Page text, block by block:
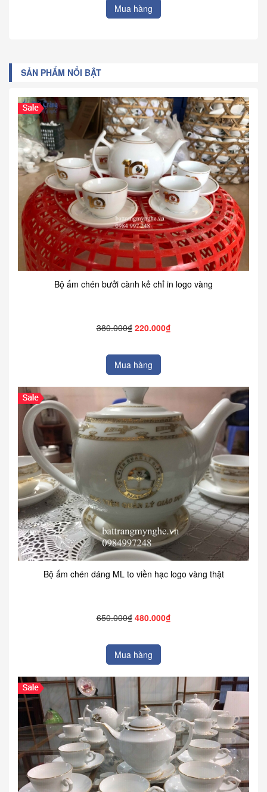
Mua hàng
SẢN PHẨM NỔI BẬT
Bộ ấm chén bưởi cành kẻ chỉ in logo vàng
380.000₫ 220.000₫
Mua hàng
Bộ ấm chén dáng ML to viền hạc logo vàng thật
650.000₫ 480.000₫
Mua hàng